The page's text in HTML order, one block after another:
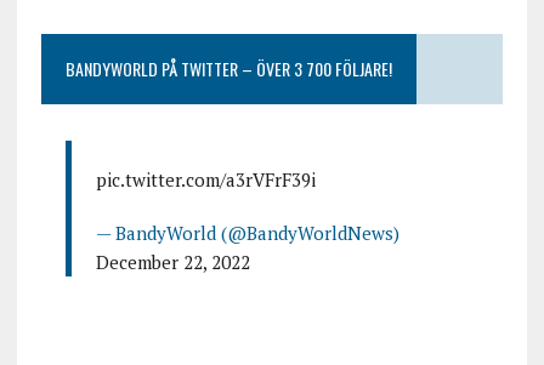
BANDYWORLD PÅ TWITTER – ÖVER 3 700 FÖLJARE!
pic.twitter.com/a3rVFrF39i
— BandyWorld (@BandyWorldNews)
December 22, 2022